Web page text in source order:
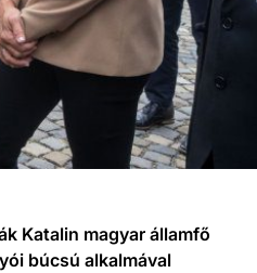
Katalin magyar államfő
búcsú alkalmával